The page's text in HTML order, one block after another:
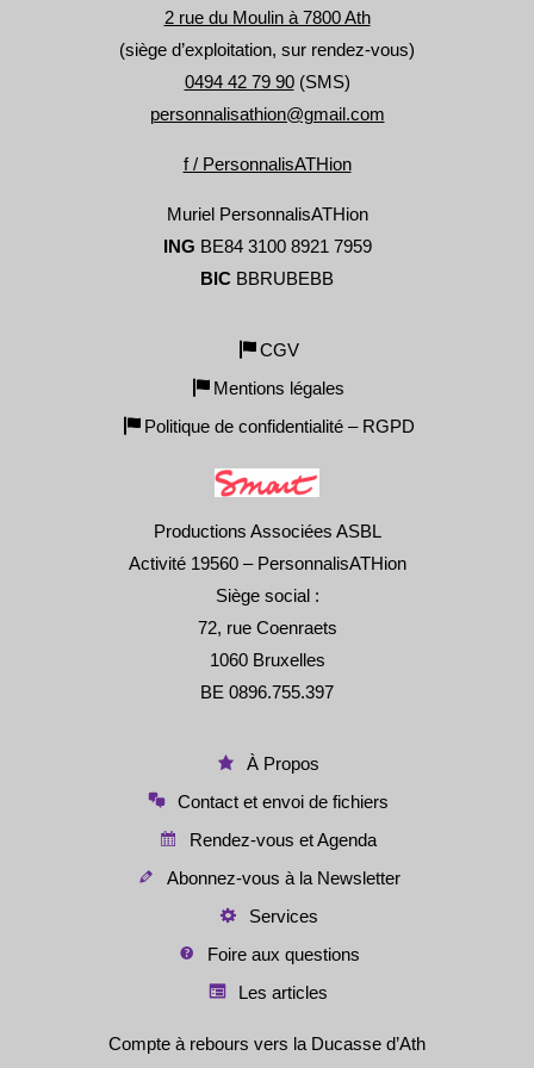
2 rue du Moulin à 7800 Ath
(siège d’exploitation, sur rendez-vous)
0494 42 79 90(SMS)
personnalisathion@gmail.com
f / PersonnalisATHion
Muriel PersonnalisATHion
ING BE84 3100 8921 7959
BIC BBRUBEBB
CGV
Mentions légales
Politique de confidentialité – RGPD
Productions Associées ASBL
Activité 19560 – PersonnalisATHion
Siège social :
72, rue Coenraets
1060 Bruxelles
BE 0896.755.397
À Propos
Contact et envoi de fichiers
Rendez-vous et Agenda
Abonnez-vous à la Newsletter
Services
Foire aux questions
Les articles
Compte à rebours vers la Ducasse d’Ath